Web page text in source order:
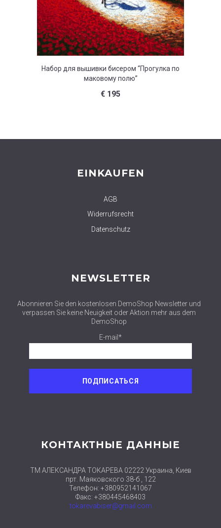
Набор для вышивки бисером “Прогулка по
маковому полю”
€ 195
EINKAUFEN
AGB
Widerrufsrecht
Datenschutz
NEWSLETTER
Abonnieren Sie den kostenlosen DemoShop Newsletter und
verpassen Sie keine Neuigkeit oder Aktion mehr aus dem
DemoShop
E-mail*
КОНТАКТНЫЕ ДАННЫЕ
ТМ АЛЕКСАНДРА ТОКАРЕВА 02222 Украина, Киев
прт. Маяковского 38-б , 122
Телефон: +380952141067
Факс: +380445468403
tokarevabiser@gmail.com